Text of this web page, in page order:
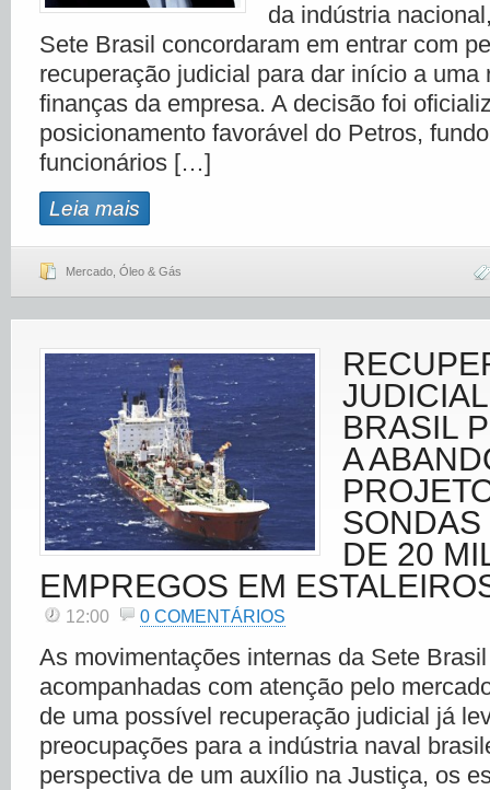
da indústria
Sete Brasil concordaram em entrar com
recuperação judicial para dar início a uma
finanças da empresa. A decisão foi
posicionamento favorável do Petros,
funcionários […]
Leia mais
Mercado Óleo & Gás
BRASIL
A
DE 20
EMPREGOS EM
12:00 0 COMENTÁRIOS
As movimentações internas da Sete
acompanhadas com atenção pelo
de uma possível recuperação judicial já
preocupações para a indústria naval
perspectiva de um auxílio na Justiça, os